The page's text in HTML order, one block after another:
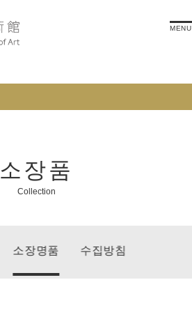
MENU
소장품
Collection
소장명품 수집방침